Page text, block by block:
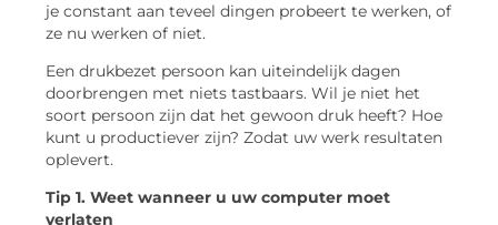
je constant aan teveel dingen probeert te werken, of
ze nu werken of niet.
Een drukbezet persoon kan uiteindelijk dagen
doorbrengen met niets tastbaars. Wil je niet het
soort persoon zijn dat het gewoon druk heeft? Hoe
kunt u productiever zijn? Zodat uw werk resultaten
oplevert.
Tip 1. Weet wanneer u uw computer moet
verlaten